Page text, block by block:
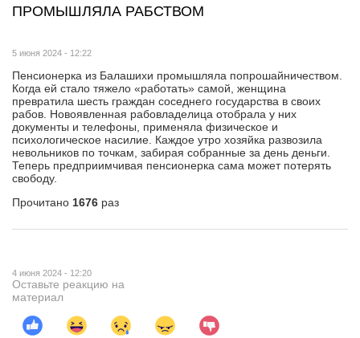
ПРОМЫШЛЯЛА РАБСТВОМ
5 июня 2024 - 12:22
Пенсионерка из Балашихи промышляла попрошайничеством.
Когда ей стало тяжело «работать» самой, женщина
превратила шесть граждан соседнего государства в своих
рабов. Новоявленная рабовладелица отобрала у них
документы и телефоны, применяла физическое и
психологическое насилие. Каждое утро хозяйка развозила
невольников по точкам, забирая собранные за день деньги.
Теперь предприимчивая пенсионерка сама может потерять
свободу.
Прочитано 1676 раз
4 июня 2024 - 12:20
Оставьте реакцию на
материал